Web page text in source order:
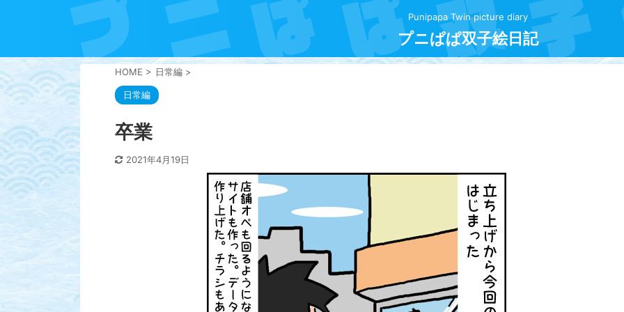
Punipapa Twin picture diary
プニぱぱ双子絵日記
HOME > 日常編 >
日常編
卒業
2021年4月19日